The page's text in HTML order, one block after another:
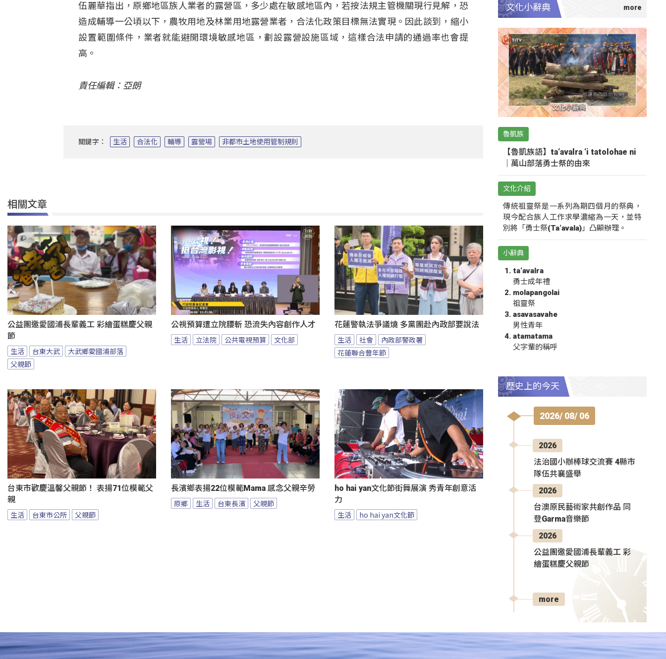
伍麗華指出，原鄉地區族人業者的露營區，多少處在敏感地區內，若按法規主管機關現行見解，恐
造成輔導一公頃以下，農牧用地及林業用地露營業者，合法化政策目標無法實現。因此談到，縮小
設置範圍條件，業者就能避開環境敏感地區，劃設露營設施區域，這樣合法申請的通過率也會提
高。
責任編輯：亞朗
關鍵字： 生活 合法化 輔導 露營場 非都市土地使用管制規則
相關文章
公益團邀愛國浦長輩義工 彩繪蛋糕慶父親
節
生活 台東大武
大武鄉愛國浦部落
父親節
公視預算遭立院腰斬 恐流失內容創作人才
生活 立法院 公共電視預算 文化部
花蓮警執法爭議燒 多黨團赴內政部要說法
生活 社會
內政部警政署
花蓮聯合豐年節
台東市歡慶溫馨父親節！ 表揚71位模範父
親
生活 台東市公所 父親節
長濱鄉表揚22位模範Mama 感念父親辛勞
原鄉 生活 台東長濱 父親節
ho hai yan文化節街舞展演 秀青年創意活
力
生活 ho hai yan文化節
文化小辭典
魯凱族
【魯凱族語】ta‘avalra ‘i tatolohae ni
｜萬山部落勇士祭的由來
文化介紹
傳統祖靈祭是一系列為期四個月的祭典，
現今配合族人工作求學濃縮為一天，並特
別將「勇士祭(Ta‘avala)」凸顯辦理。
小辭典
ta‘avalra
勇士成年禮
molapangolai
祖靈祭
asavasavahe
男性青年
atamatama
父字輩的稱呼
歷史上的今天
2026/ 08/ 06
2026
法治國小辦棒球交流賽 4縣市
隊伍共襄盛舉
2026
台澳原民藝術家共創作品 同
登Garma音樂節
2026
公益團邀愛國浦長輩義工 彩
繪蛋糕慶父親節
more